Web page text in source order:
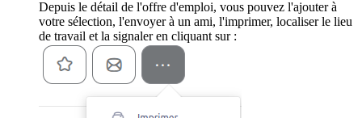
Depuis le détail de l'offre d'emploi, vous pouvez l'ajouter à
votre sélection, l'envoyer à un ami, l'imprimer, localiser le lieu
de travail et la signaler en cliquant sur :